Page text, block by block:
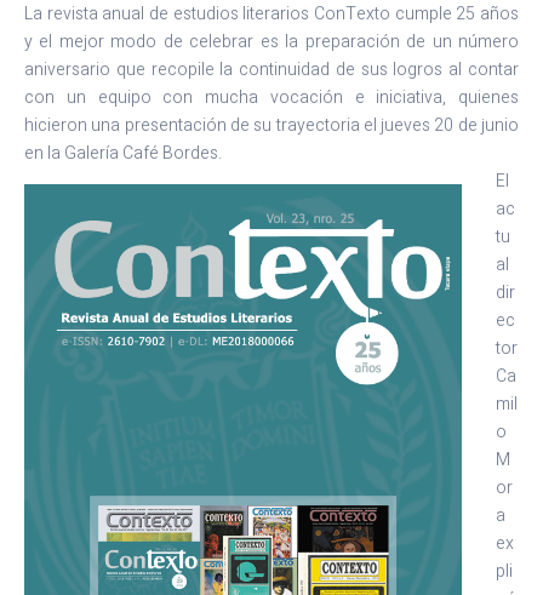
La revista anual de estudios literarios ConTexto cumple 25 años
y el mejor modo de celebrar es la preparación de un número
aniversario que recopile la continuidad de sus logros al contar
con un equipo con mucha vocación e iniciativa, quienes
hicieron una presentación de su trayectoria el jueves 20 de junio
en la Galería Café Bordes.
El
ac
tu
al
dir
ec
tor
Ca
mil
o
M
or
a
ex
pli